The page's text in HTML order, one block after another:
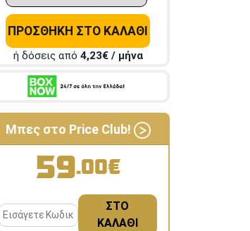
ΠΡΟΣΘΗΚΗ ΣΤΟ ΚΑΛΑΘΙ
ή δόσεις από 4,23€ / μήνα
Μπες στο Price Club!
59.00€
ΣΤΟ
ΚΑΛΑΘΙ